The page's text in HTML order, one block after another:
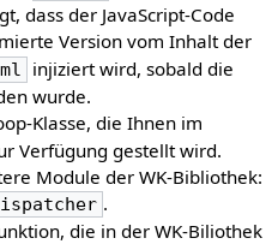
dass der JavaScript-Code
Version vom Inhalt der
injiziert wird, sobald die
wurde.
Klasse, die Ihnen im
Verfügung gestellt wird.
Module der WK-Bibliothek:
.
die in der WK-Biliothek